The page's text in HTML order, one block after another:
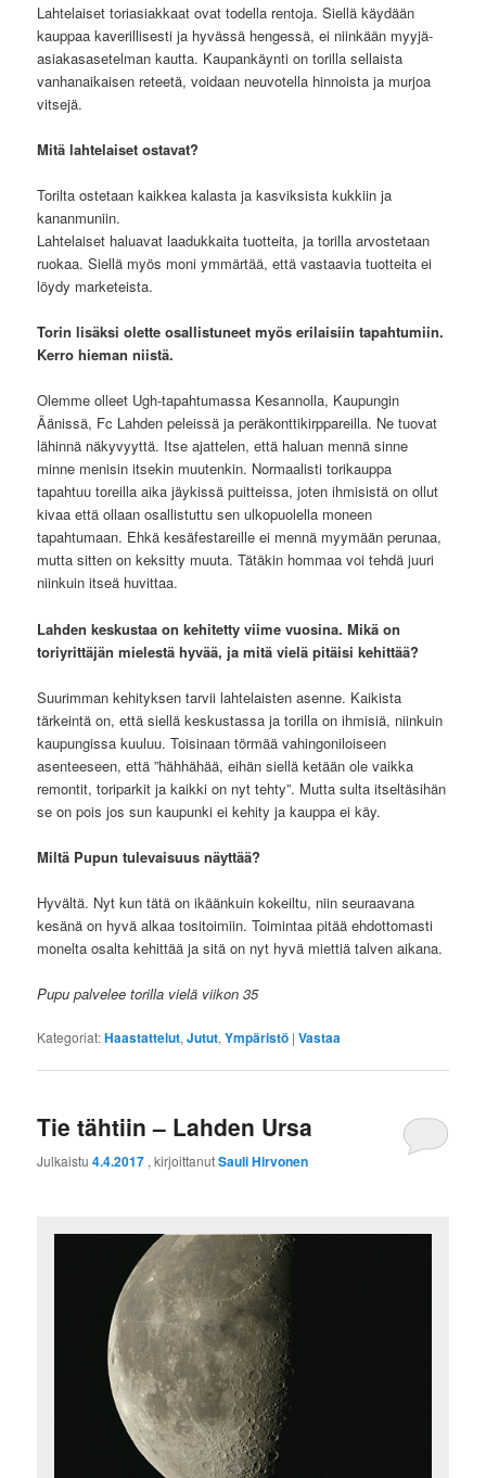
Lahtelaiset toriasiakkaat ovat todella rentoja. Siellä käydään
kauppaa kaverillisesti ja hyvässä hengessä, ei niinkään myyjä-
asiakasasetelman kautta. Kaupankäynti on torilla sellaista
vanhanaikaisen reteetä, voidaan neuvotella hinnoista ja murjoa
vitsejä.
Mitä lahtelaiset ostavat?
Torilta ostetaan kaikkea kalasta ja kasviksista kukkiin ja
kananmuniin.
Lahtelaiset haluavat laadukkaita tuotteita, ja torilla arvostetaan
ruokaa. Siellä myös moni ymmärtää, että vastaavia tuotteita ei
löydy marketeista.
Torin lisäksi olette osallistuneet myös erilaisiin tapahtumiin.
Kerro hieman niistä.
Olemme olleet Ugh-tapahtumassa Kesannolla, Kaupungin
Äänissä, Fc Lahden peleissä ja peräkonttikirppareilla. Ne tuovat
lähinnä näkyvyyttä. Itse ajattelen, että haluan mennä sinne
minne menisin itsekin muutenkin. Normaalisti torikauppa
tapahtuu toreilla aika jäykissä puitteissa, joten ihmisistä on ollut
kivaa että ollaan osallistuttu sen ulkopuolella moneen
tapahtumaan. Ehkä kesäfestareille ei mennä myymään perunaa,
mutta sitten on keksitty muuta. Tätäkin hommaa voi tehdä juuri
niinkuin itseä huvittaa.
Lahden keskustaa on kehitetty viime vuosina. Mikä on
toriyrittäjän mielestä hyvää, ja mitä vielä pitäisi kehittää?
Suurimman kehityksen tarvii lahtelaisten asenne. Kaikista
tärkeintä on, että siellä keskustassa ja torilla on ihmisiä, niinkuin
kaupungissa kuuluu. Toisinaan törmää vahingoniloiseen
asenteeseen, että ”hähhähää, eihän siellä ketään ole vaikka
remontit, toriparkit ja kaikki on nyt tehty”. Mutta sulta itseltäsihän
se on pois jos sun kaupunki ei kehity ja kauppa ei käy.
Miltä Pupun tulevaisuus näyttää?
Hyvältä. Nyt kun tätä on ikäänkuin kokeiltu, niin seuraavana
kesänä on hyvä alkaa tositoimiin. Toimintaa pitää ehdottomasti
monelta osalta kehittää ja sitä on nyt hyvä miettiä talven aikana.
Pupu palvelee torilla vielä viikon 35
Kategoriat:Haastattelut,Jutut,Ympäristö |Vastaa
Tie tähtiin – Lahden Ursa
Julkaistu4.4.2017 , kirjoittanutSauli Hirvonen